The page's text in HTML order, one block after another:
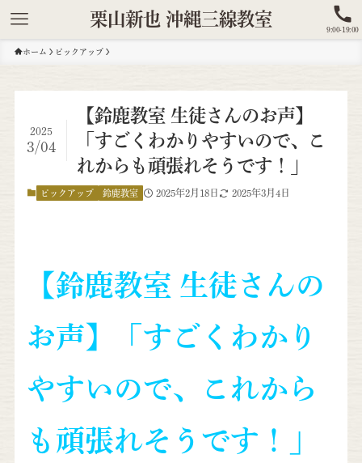
栗山新也 沖縄三線教室
9:00-19:00
ホーム ピックアップ
【鈴鹿教室 生徒さんのお声】
「すごくわかりやすいので、こ
れからも頑張れそうです！」
2025
3/04
ピックアップ 鈴鹿教室 2025年2月18日 2025年3月4日
【鈴鹿教室 生徒さんの
お声】「すごくわかり
やすいので、これから
も頑張れそうです！」